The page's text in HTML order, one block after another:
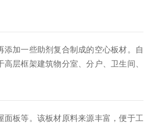
加一些助剂复合制成的空心板材。自
层框架建筑物分室、分户、卫生间、
板等。该板材原料来源丰富，便于工